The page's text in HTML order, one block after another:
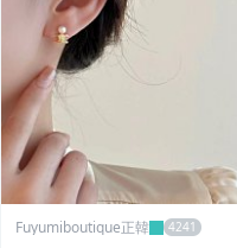
Fuyumiboutique正韓